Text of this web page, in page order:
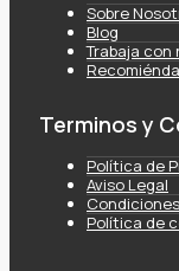
Sobre
Blog
Trabaja
Terminos y
Política de
Aviso Legal
Política de